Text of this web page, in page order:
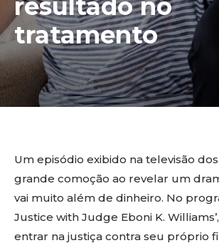
resultado no
tratamento
Um episódio exibido na televisão
grande comoção ao revelar um
vai muito além de dinheiro. No
Justice with Judge Eboni K.
entrar na justiça contra seu próprio